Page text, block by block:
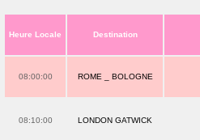
Heure Locale Destination
08:00:00 ROME _ BOLOGNE
08:10:00 LONDON GATWICK